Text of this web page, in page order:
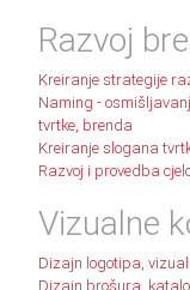
Razvoj
Kreiranje strategije
Naming -
tvrtke, brenda
Kreiranje slogana
Razvoj i provedba
Vizualne
Dizajn logotipa,
Dizajn brošura,